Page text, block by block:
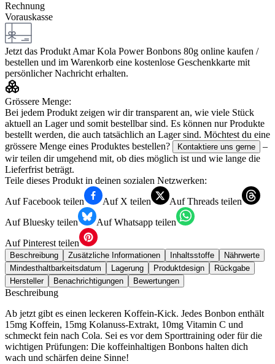
Rechnung
Vorauskasse
Jetzt das Produkt Amar Kola Power Bonbons 80g online kaufen /
bestellen und im Warenkorb eine kostenlose Geschenkkarte mit
persönlicher Nachricht erhalten.
Grössere Menge:
Bei jedem Produkt zeigen wir dir transparent an, wie viele Stück
aktuell an Lager und somit bestellbar sind. Es können nur Produkte
bestellt werden, die auch tatsächlich an Lager sind. Möchtest du eine
grössere Menge eines Produktes bestellen?
Kontaktiere uns gerne
–
wir teilen dir umgehend mit, ob dies möglich ist und wie lange die
Lieferfrist beträgt.
Teile dieses Produkt in deinen sozialen Netzwerken:
Auf Facebook teilen
Auf X teilen
Auf Threads teilen
Auf Bluesky teilen
Auf Whatsapp teilen
Auf Pinterest teilen
Beschreibung Zusätzliche Informationen Inhaltsstoffe
Nährwerte
Mindesthaltbarkeitsdatum
Lagerung Produktdesign
Rückgabe
Hersteller
Benachrichtigungen Bewertungen
Beschreibung
Ab jetzt gibt es einen leckeren Koffein-Kick. Jedes Bonbon enthält
15mg Koffein, 15mg Kolanuss-Extrakt, 10mg Vitamin C und
schmeckt fein nach Cola. Sei es vor dem Sporttraining oder für die
wichtigen Prüfungen: Die koffeinhaltigen Bonbons halten dich
wach und schärfen deine Sinne!